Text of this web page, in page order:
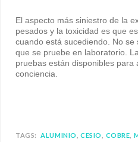
El aspecto más siniestro de la
pesados y la toxicidad es que
cuando está sucediendo. No
que se pruebe en laboratorio.
pruebas están disponibles para
conciencia.
TAGS: ALUMINIO CESIO COBRE